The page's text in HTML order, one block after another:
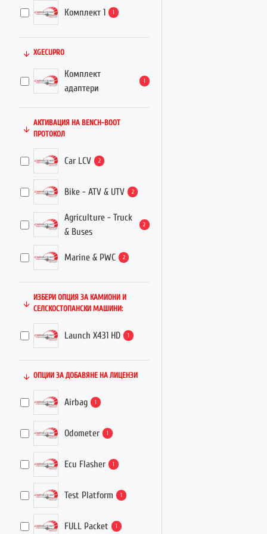
TCU
ST10F2xx 2
Комплект 1 1
XGECUPRO
Комплект
адаптери
1
АКТИВАЦИЯ НА BENCH-BOOT
ПРОТОКОЛ
Car LCV 2
Bike - ATV & UTV 2
Agriculture - Truck
& Buses
2
Marine & PWC 2
ИЗБЕРИ ОПЦИЯ ЗА КАМИОНИ И
СЕЛСКОСТОПАНСКИ МАШИНИ:
Launch X431 HD 1
ОПЦИИ ЗА ДОБАВЯНЕ НА ЛИЦЕНЗИ
Airbag 1
Odometer 1
Ecu Flasher 1
Test Platform 1
FULL Packet 1